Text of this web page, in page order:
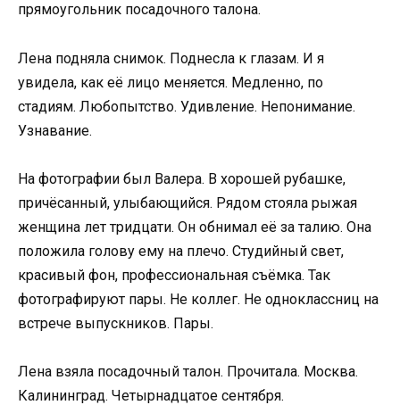
прямоугольник посадочного талона.
Лена подняла снимок. Поднесла к глазам. И я
увидела, как её лицо меняется. Медленно, по
стадиям. Любопытство. Удивление. Непонимание.
Узнавание.
На фотографии был Валера. В хорошей рубашке,
причёсанный, улыбающийся. Рядом стояла рыжая
женщина лет тридцати. Он обнимал её за талию. Она
положила голову ему на плечо. Студийный свет,
красивый фон, профессиональная съёмка. Так
фотографируют пары. Не коллег. Не одноклассниц на
встрече выпускников. Пары.
Лена взяла посадочный талон. Прочитала. Москва.
Калининград. Четырнадцатое сентября.